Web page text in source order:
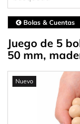
Bolas & Cuentas
Juego de 5
50 mm,
Nuevo